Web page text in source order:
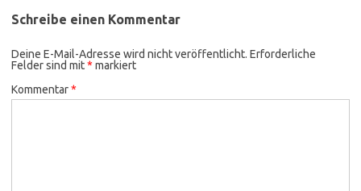
Schreibe einen Kommentar
Deine E-Mail-Adresse wird nicht veröffentlicht. Erforderliche
Felder sind mit* markiert
Kommentar*